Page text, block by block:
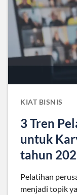
KIAT BISNIS
3 Tren
untuk
tahun
Pelatihan
menjadi topik